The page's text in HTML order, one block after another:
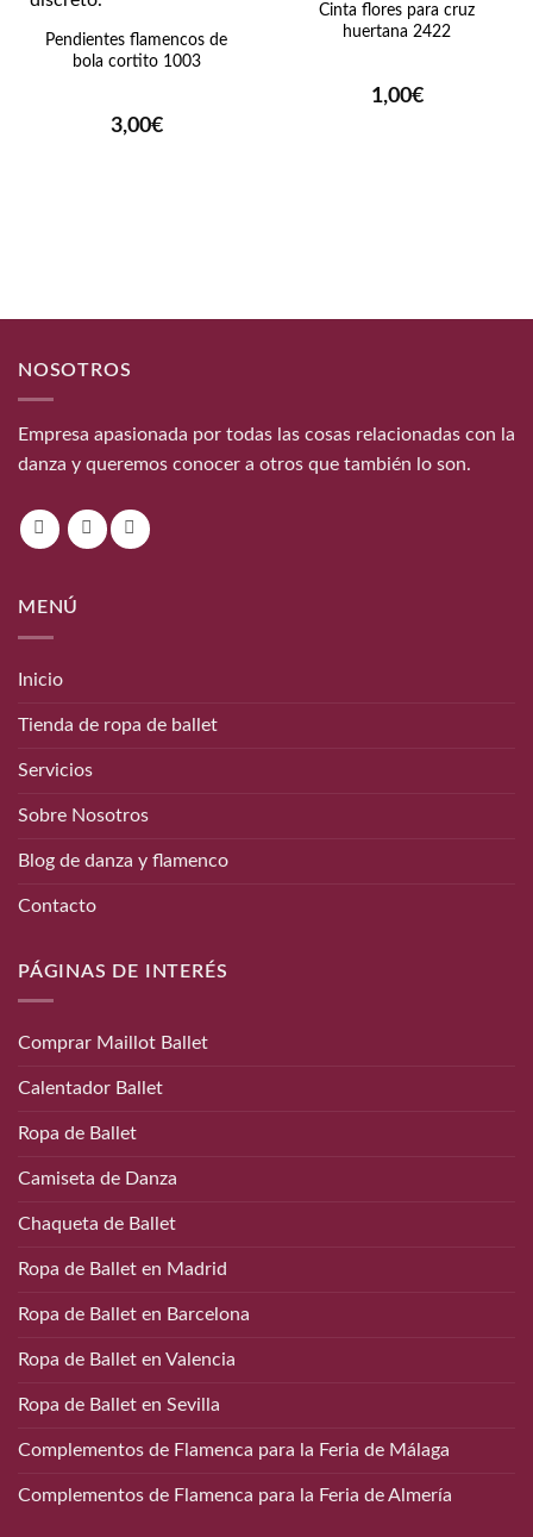
Pendientes flamencos de
bola cortito 1003
3,00€
Cinta flores para cruz
huertana 2422
1,00€
NOSOTROS
Empresa apasionada por todas las cosas relacionadas con la
danza y queremos conocer a otros que también lo son.
MENÚ
Inicio
Tienda de ropa de ballet
Servicios
Sobre Nosotros
Blog de danza y flamenco
Contacto
PÁGINAS DE INTERÉS
Comprar Maillot Ballet
Calentador Ballet
Ropa de Ballet
Camiseta de Danza
Chaqueta de Ballet
Ropa de Ballet en Madrid
Ropa de Ballet en Barcelona
Ropa de Ballet en Valencia
Ropa de Ballet en Sevilla
Complementos de Flamenca para la Feria de Málaga
Complementos de Flamenca para la Feria de Almería